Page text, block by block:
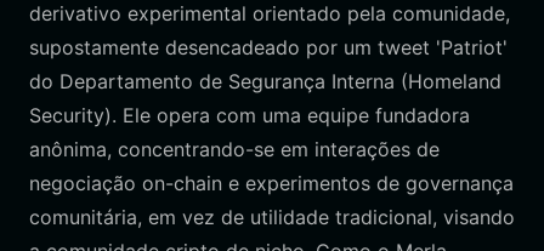
derivativo experimental orientado pela comunidade,
supostamente desencadeado por um tweet 'Patriot'
do Departamento de Segurança Interna (Homeland
Security). Ele opera com uma equipe fundadora
anônima, concentrando-se em interações de
negociação on-chain e experimentos de governança
comunitária, em vez de utilidade tradicional, visando